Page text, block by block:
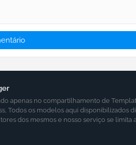
apenas no compartilhamento de
Todos os modelos aqui disponibilizados
dos mesmos e nosso serviço se limita